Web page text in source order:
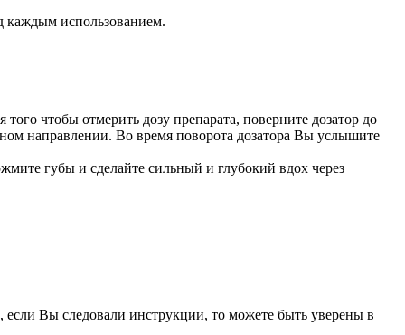
каждым использованием.
чтобы отмерить дозу препарата, поверните дозатор до
направлении. Во время поворота дозатора Вы услышите
губы и сделайте сильный и глубокий вдох через
Вы следовали инструкции, то можете быть уверены в